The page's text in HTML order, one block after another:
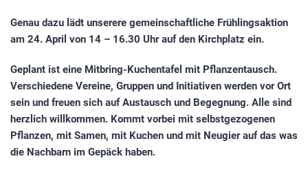
Genau dazu lädt unserere gemeinschaftliche Frühlingsaktion
am 24. April von 14 – 16.30 Uhr auf den Kirchplatz ein.
Geplant ist eine Mitbring-Kuchentafel mit Pflanzentausch.
Verschiedene Vereine, Gruppen und Initiativen werden vor Ort
sein und freuen sich auf Austausch und Begegnung. Alle sind
herzlich willkommen. Kommt vorbei mit selbstgezogenen
Pflanzen, mit Samen, mit Kuchen und mit Neugier auf das was
die Nachbarn im Gepäck haben.